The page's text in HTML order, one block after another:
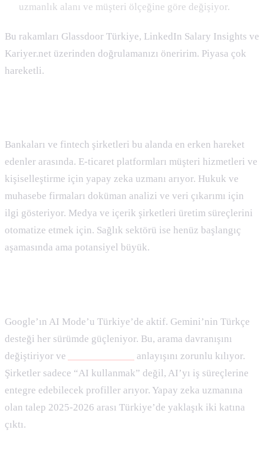
uzmanlık alanı ve müşteri ölçeğine göre değişiyor.
Bu rakamları Glassdoor Türkiye, LinkedIn Salary Insights ve
Kariyer.net üzerinden doğrulamanızı öneririm. Piyasa çok
hareketli.
Bankaları ve fintech şirketleri bu alanda en erken hareket
edenler arasında. E-ticaret platformları müşteri hizmetleri ve
kişiselleştirme için yapay zeka uzmanı arıyor. Hukuk ve
muhasebe firmaları doküman analizi ve veri çıkarımı için
ilgi gösteriyor. Medya ve içerik şirketleri üretim süreçlerini
otomatize etmek için. Sağlık sektörü ise henüz başlangıç
aşamasında ama potansiyel büyük.
Google’ın AI Mode’u Türkiye’de aktif. Gemini’nin Türkçe
desteği her sürümde güçleniyor. Bu, arama davranışını
değiştiriyor ve
anlayışını zorunlu kılıyor.
Şirketler sadece “AI kullanmak” değil, AI’yı iş süreçlerine
entegre edebilecek profiller arıyor. Yapay zeka uzmanına
olan talep 2025-2026 arası Türkiye’de yaklaşık iki katına
çıktı.